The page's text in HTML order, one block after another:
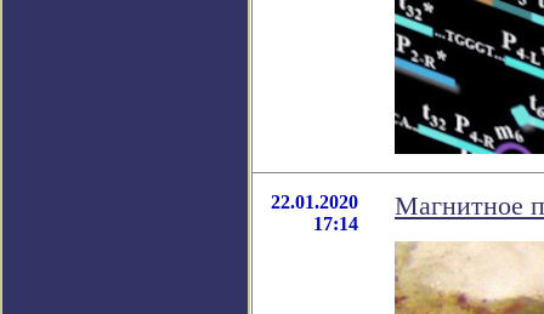
22.01.2020
17:14
Магнитное